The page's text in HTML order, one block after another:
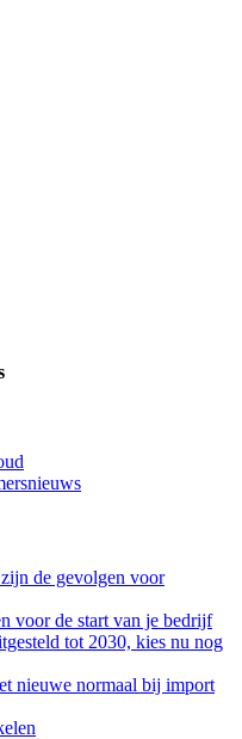
de gevolgen voor
voor de start van je bedrijf
tot 2030, kies nu nog
nieuwe normaal bij import